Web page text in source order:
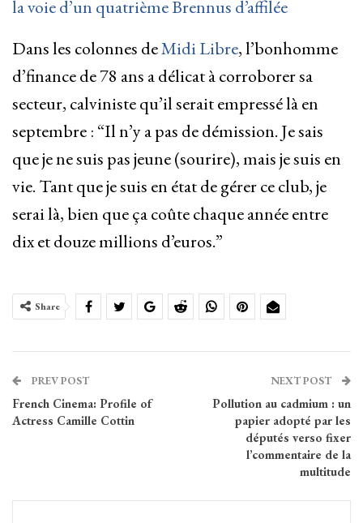
la voie d’un quatrième Brennus d’affilée
Dans les colonnes deMidi Libre, l’bonhomme
d’finance de 78 ans a délicat à corroborer sa
secteur, calviniste qu’il serait empressé là en
septembre : “Il n’y a pas de démission. Je sais
que je ne suis pas jeune (sourire), mais je suis en
vie. Tant que je suis en état de gérer ce club, je
serai là, bien que ça coûte chaque année entre
dix et douze millions d’euros.”
Share
PREV POST
French Cinema: Profile of
Actress Camille Cottin
NEXT POST
Pollution au cadmium : un
papier adopté par les
députés verso fixer
l’commentaire de la
multitude